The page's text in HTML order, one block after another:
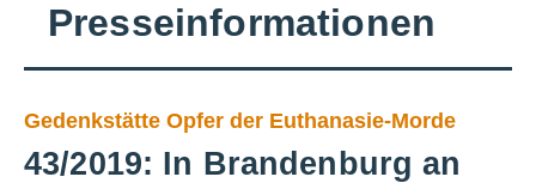
Presseinformationen
Gedenkstätte Opfer der Euthanasie-Morde
43/2019: In Brandenburg an